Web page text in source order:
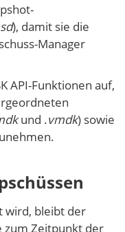
), damit sie die
Manager
API-Funktionen auf,
und .vmdk) sowie
wird, bleibt der
zum Zeitpunkt der